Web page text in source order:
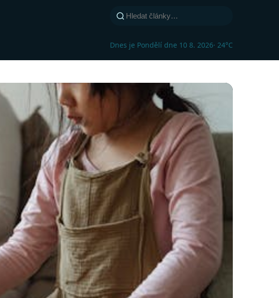
Dnes je Pondělí dne 10 8. 2026· 24°C